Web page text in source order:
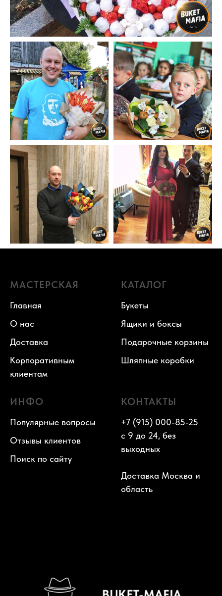
МАСТЕРСКАЯ
Главная
О нас
Доставка
Корпоративным
клиентам
КАТАЛОГ
Букеты
Ящики и боксы
Подарочные корзины
Шляпные коробки
ИНФО
Популярные вопросы
Отзывы клиентов
Поиск по сайту
КОНТАКТЫ
+7 (915) 000-85-25
с 9 до 24, без
выходных
Доставка Москва и
область